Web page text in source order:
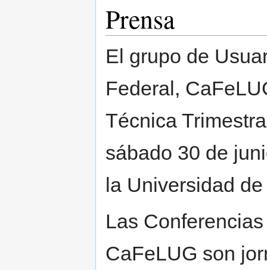
Prensa
El grupo de
Federal,
Técnica
sábado 30 de
la Universidad
Las
CaFeLUG son